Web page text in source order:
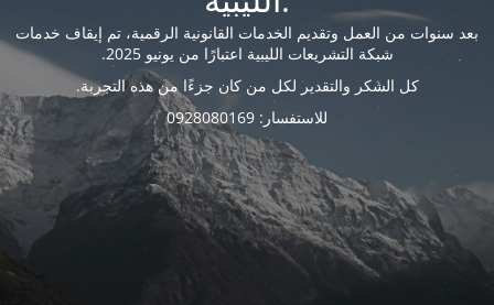
بعد سنوات من العمل وتقديم الخدمات القانونية الرقمية، تم إيقاف خدمات
شبكة التشريعات الليبية اعتبارًا من يونيو 2025.
كل الشكر والتقدير لكل من كان جزءًا من هذه التجربة.
للاستفسار: 0928080169